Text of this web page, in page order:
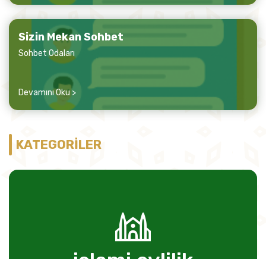
Sizin Mekan Sohbet
Sohbet Odaları
Devamını Oku >
KATEGORİLER